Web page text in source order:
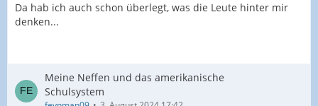
Da hab ich auch schon überlegt, was die Leute hinter mir
denken...
Meine Neffen und das amerikanische
Schulsystem